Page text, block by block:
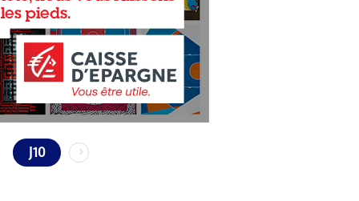
J10